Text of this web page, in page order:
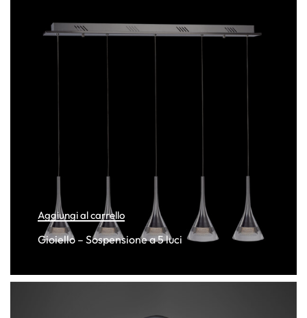
Aggiungi al carrello
Gioiello – Sospensione a 5 luci